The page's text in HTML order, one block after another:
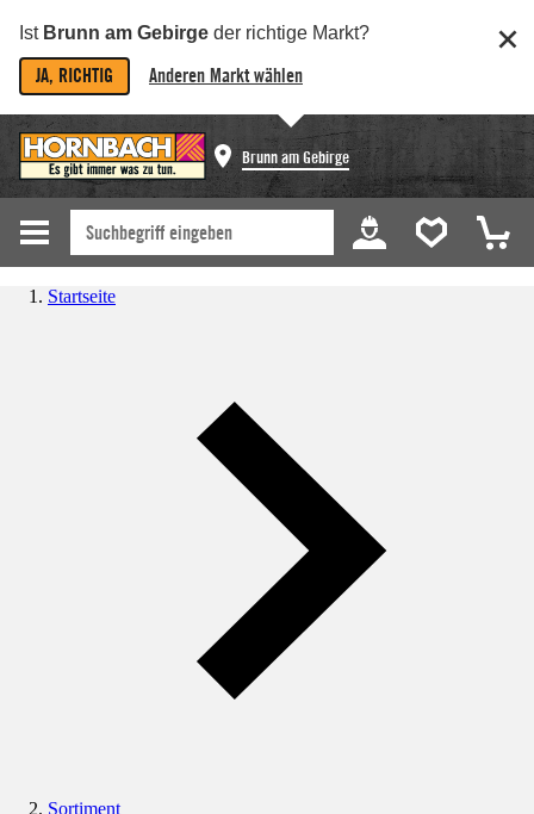
Ist Brunn am Gebirge der richtige Markt?
JA, RICHTIG Anderen Markt wählen
Brunn am Gebirge
Startseite
Sortiment